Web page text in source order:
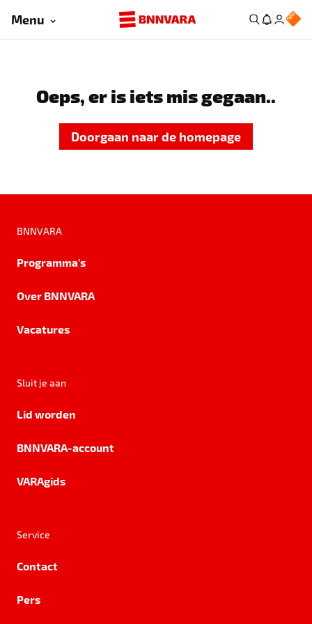
Menu
Oeps, er is iets mis gegaan..
Doorgaan naar de homepage
BNNVARA
Programma's
Over BNNVARA
Vacatures
Sluit je aan
Lid worden
BNNVARA-account
VARAgids
Service
Contact
Pers